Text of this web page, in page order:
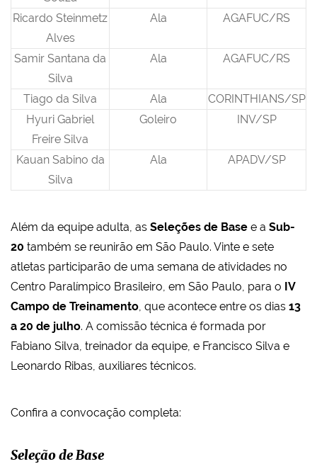
Ricardo Steinmetz
Alves
Ala AGAFUC/RS
Samir Santana da
Silva
Ala AGAFUC/RS
Tiago da Silva Ala
CORINTHIANS/SP
Hyuri Gabriel
Freire Silva
Goleiro INV/SP
Kauan Sabino da
Silva
Ala APADV/SP
Além da equipe adulta, as Seleções de Base e a Sub-
20 também se reunirão em São Paulo. Vinte e sete
atletas participarão de uma semana de atividades no
Centro Paralímpico Brasileiro, em São Paulo, para o IV
Campo de Treinamento, que acontece entre os dias 13
a 20 de julho. A comissão técnica é formada por
Fabiano Silva, treinador da equipe, e Francisco Silva e
Leonardo Ribas, auxiliares técnicos.
Confira a convocação completa:
Seleção de Base